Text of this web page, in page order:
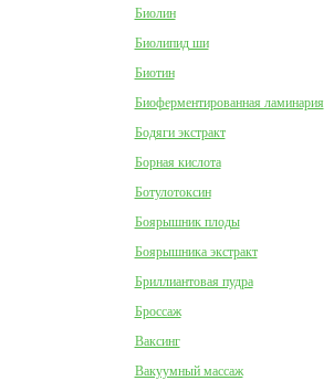
Биолин
Биолипид ши
Биотин
Биоферментированная ламинария
Бодяги экстракт
Борная кислота
Ботулотоксин
Боярышник плоды
Боярышника экстракт
Бриллиантовая пудра
Броссаж
Ваксинг
Вакуумный массаж